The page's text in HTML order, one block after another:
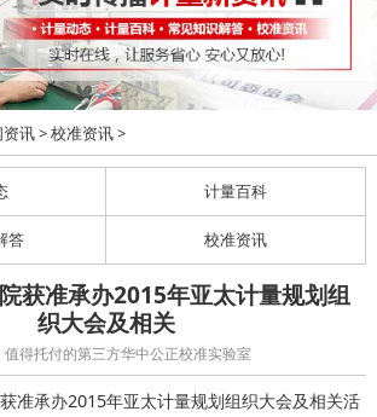
资讯> 校准资讯>
计量百科
答 校准资讯
获准承办2015年亚太计量规划组
织大会及相关
值得托付的第三方华中公正校准实验室
准承办2015年亚太计量规划组织大会及相关活